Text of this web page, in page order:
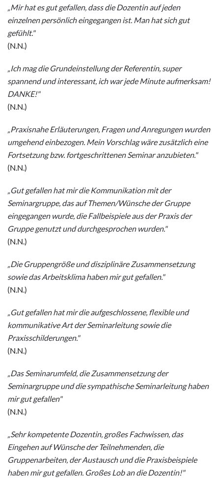
„Mir hat es gut gefallen, dass die Dozentin auf jeden
einzelnen persönlich eingegangen ist. Man hat sich gut
gefühlt."
(N.N.)
„Ich mag die Grundeinstellung der Referentin, super
spannend und interessant, ich war jede Minute aufmerksam!
DANKE!"
(N.N.)
„Praxisnahe Erläuterungen, Fragen und Anregungen wurden
umgehend einbezogen. Mein Vorschlag wäre zusätzlich eine
Fortsetzung bzw. fortgeschrittenen Seminar anzubieten."
(N.N.)
„Gut gefallen hat mir die Kommunikation mit der
Seminargruppe, das auf Themen/Wünsche der Gruppe
eingegangen wurde, die Fallbeispiele aus der Praxis der
Gruppe genutzt und durchgesprochen wurden."
(N.N.)
„Die Gruppengröße und disziplinäre Zusammensetzung
sowie das Arbeitsklima haben mir gut gefallen."
(N.N.)
„Gut gefallen hat mir die aufgeschlossene, flexible und
kommunikative Art der Seminarleitung sowie die
Praxisschilderungen."
(N.N.)
„Das Seminarumfeld, die Zusammensetzung der
Seminargruppe und die sympathische Seminarleitung haben
mir gut gefallen"
(N.N.)
„Sehr kompetente Dozentin, großes Fachwissen, das
Eingehen auf Wünsche der Teilnehmenden, die
Gruppenarbeiten, der Austausch und die Praxisbeispiele
haben mir gut gefallen. Großes Lob an die Dozentin!"